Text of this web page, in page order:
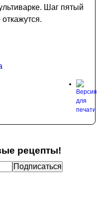
рецепты!